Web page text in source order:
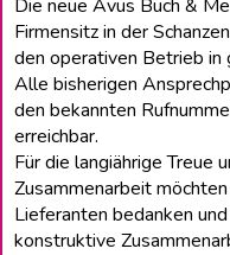
Die neue Avus Buch &
Firmensitz in der
den operativen Betrieb
Alle bisherigen
den bekannten
erreichbar.
Für die langiährige Treue
Zusammenarbeit
Lieferanten bedanken
konstruktive